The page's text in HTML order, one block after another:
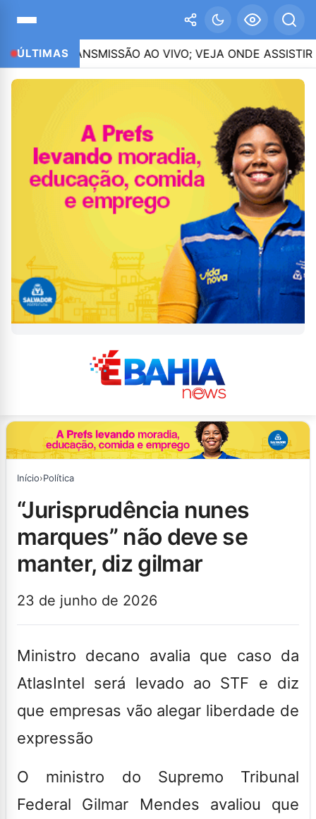
ÚLTIMAS
TRANSMISSÃO AO VIVO; VEJA ONDE ASSISTIR
Início›Política
“jurisprudência nunes
marques” não deve se
manter, diz gilmar
23 de junho de 2026
Ministro decano avalia que caso da
AtlasIntel será levado ao STF e diz
que empresas vão alegar liberdade de
expressão
O ministro do Supremo Tribunal
Federal Gilmar Mendes avaliou que